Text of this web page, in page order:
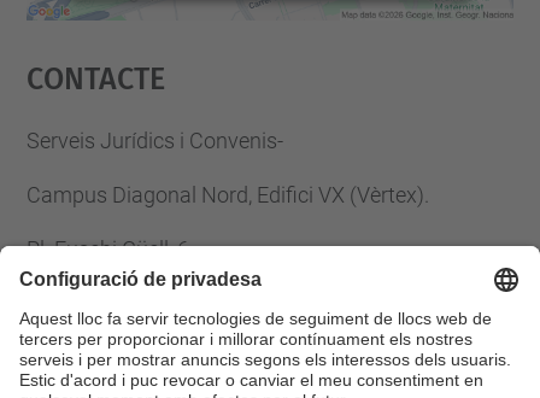
powered by
Contacte
Serveis Jurídics i Convenis-
Campus Diagonal Nord, Edifici VX (Vèrtex).
Pl. Eusebi Güell, 6
Tel.:93 401 61 33Fax: 93 401 25 85